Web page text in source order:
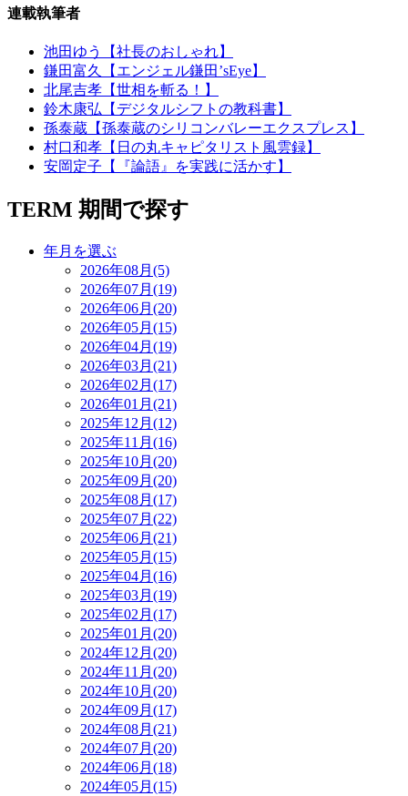
連載執筆者
池田ゆう【社長のおしゃれ】
鎌田富久【エンジェル鎌田’sEye】
北尾吉孝【世相を斬る！】
鈴木康弘【デジタルシフトの教科書】
孫泰蔵【孫泰蔵のシリコンバレーエクスプレス】
村口和孝【日の丸キャピタリスト風雲録】
安岡定子【『論語』を実践に活かす】
TERM 期間で探す
年月を選ぶ
2026年08月(5)
2026年07月(19)
2026年06月(20)
2026年05月(15)
2026年04月(19)
2026年03月(21)
2026年02月(17)
2026年01月(21)
2025年12月(12)
2025年11月(16)
2025年10月(20)
2025年09月(20)
2025年08月(17)
2025年07月(22)
2025年06月(21)
2025年05月(15)
2025年04月(16)
2025年03月(19)
2025年02月(17)
2025年01月(20)
2024年12月(20)
2024年11月(20)
2024年10月(20)
2024年09月(17)
2024年08月(21)
2024年07月(20)
2024年06月(18)
2024年05月(15)